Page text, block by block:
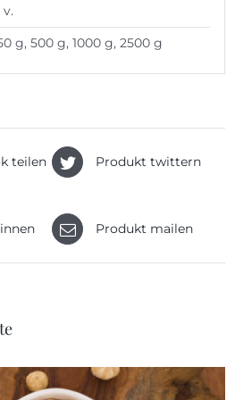
v.
g, 500 g, 1000 g, 2500 g
teilen Produkt twittern
Produkt mailen